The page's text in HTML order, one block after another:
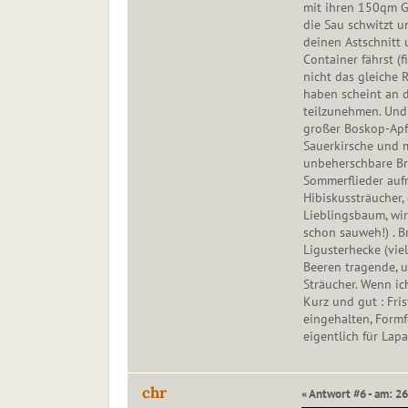
mit ihren 150qm
die Sau schwitzt
deinen Astschnitt
Container fährst
nicht das gleiche
haben scheint an
teilzunehmen.
großer Boskop-
Sauerkirsche und
unbeherschbare
Sommerflieder
Lieblingsbaum,
schon sauweh!) .
Ligusterhecke
Beeren tragende,
Sträucher. Wenn
Kurz und gut :
eingehalten,
eigentlich für
chr « Antwort #6 - am: